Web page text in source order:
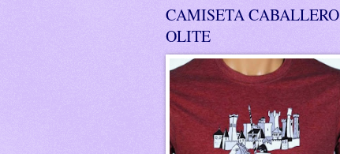
CAMISETA CABALLERO
OLITE